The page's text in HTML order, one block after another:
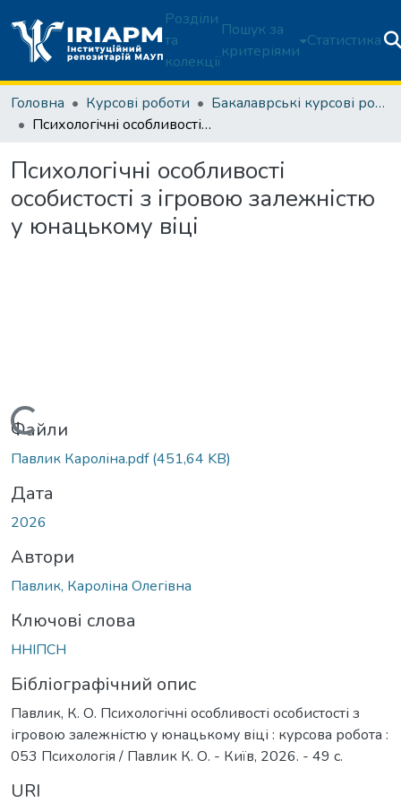
Розділи
та
колекції
Пошук за
критеріями
Статистика
Головна Курсові роботи
Бакалаврські курсові роботи
Психологічні особливості особистості з ігровою залежністю у юнацькому віці
Психологічні особливості
особистості з ігровою залежністю
у юнацькому віці
Вантажиться...
Файли
Павлик Кароліна.pdf(451,64 KB)
Дата
2026
Автори
Павлик, Кароліна Олегівна
Ключові слова
ННІПСН
Бібліографічний опис
Павлик, К. О. Психологічні особливості особистості з
ігровою залежністю у юнацькому віці : курсова робота :
053 Психологія / Павлик К. О. - Київ, 2026. - 49 с.
URI